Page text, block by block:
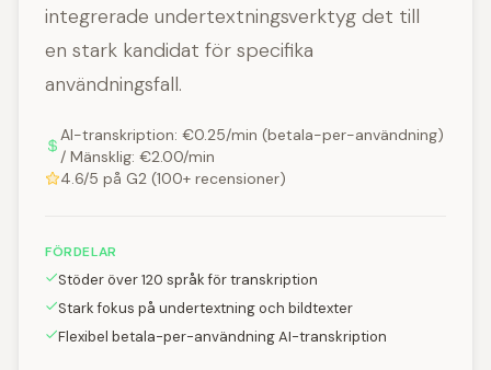
integrerade undertextningsverktyg det till
en stark kandidat för specifika
användningsfall.
AI-transkription: €0.25/min (betala-per-användning)
/ Mänsklig: €2.00/min
4.6/5 på G2 (100+ recensioner)
FÖRDELAR
Stöder över 120 språk för transkription
Stark fokus på undertextning och bildtexter
Flexibel betala-per-användning AI-transkription